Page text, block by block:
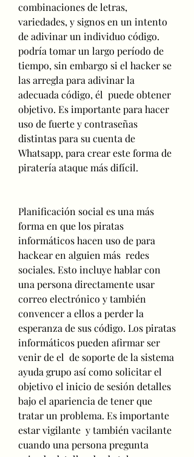
combinaciones de letras,
variedades, y signos en un intento
de adivinar un individuo código.
podría tomar un largo período de
tiempo, sin embargo si el hacker se
las arregla para adivinar la
adecuada código, él  puede obtener
objetivo. Es importante para hacer
uso de fuerte y contraseñas
distintas para su cuenta de
Whatsapp, para crear este forma de
piratería ataque más difícil.
Planificación social es una más
forma en que los piratas
informáticos hacen uso de para
hackear en alguien más  redes
sociales. Esto incluye hablar con
una persona directamente usar
correo electrónico y también
convencer a ellos a perder la
esperanza de sus código. Los piratas
informáticos pueden afirmar ser
venir de el  de soporte de la sistema
ayuda grupo así como solicitar el
objetivo el inicio de sesión detalles
bajo el apariencia de tener que
tratar un problema. Es importante
estar vigilante  y también vacilante
cuando una persona pregunta